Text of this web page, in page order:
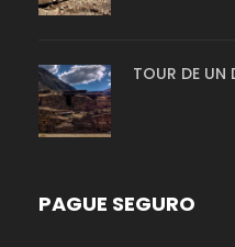
TOUR DE
PAGUE SEGURO